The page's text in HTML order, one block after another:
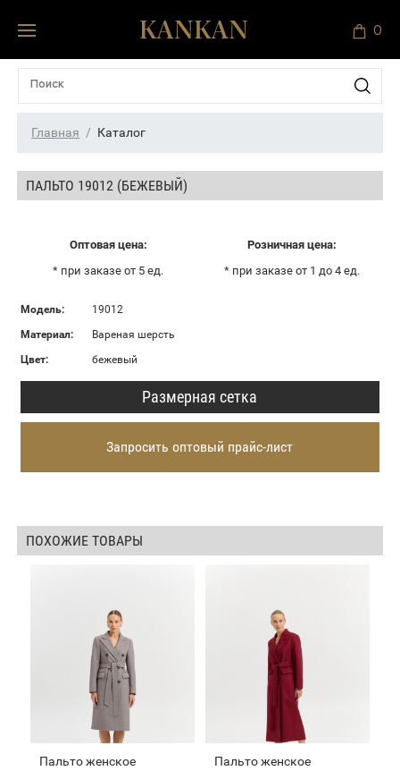
0
Главная Каталог
ПАЛЬТО 19012 (БЕЖЕВЫЙ)
Оптовая цена:
* при заказе от 5 ед.
Розничная цена:
* при заказе от 1 до 4 ед.
Модель:
19012
Материал:
Вареная шерсть
Цвет:
бежевый
Размерная сетка
Запросить оптовый прайс-лист
ПОХОЖИЕ ТОВАРЫ
Пальто женское
Пальто женское